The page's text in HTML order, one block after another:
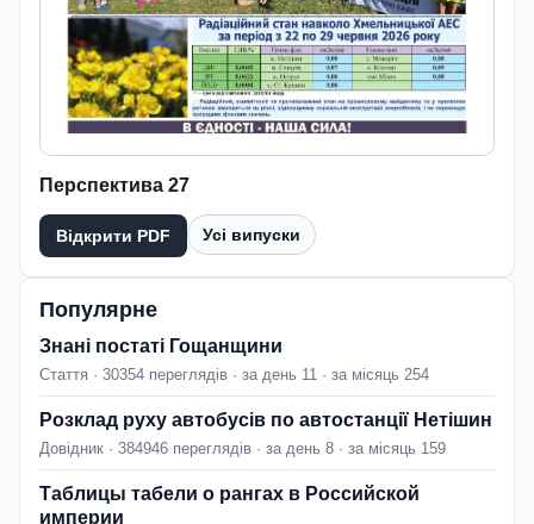
Перспектива 27
Відкрити PDF Усі випуски
Популярне
Знані постаті Гощанщини
Стаття · 30354 переглядів · за день 11 · за місяць 254
Розклад руху автобусів по автостанції Нетішин
Довідник · 384946 переглядів · за день 8 · за місяць 159
Таблицы табели о рангах в Российской
империи